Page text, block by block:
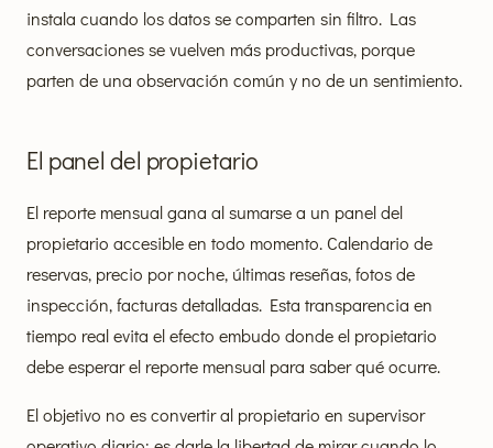
instala cuando los datos se comparten sin filtro. Las
conversaciones se vuelven más productivas, porque
parten de una observación común y no de un sentimiento.
El panel del propietario
El reporte mensual gana al sumarse a un panel del
propietario accesible en todo momento. Calendario de
reservas, precio por noche, últimas reseñas, fotos de
inspección, facturas detalladas. Esta transparencia en
tiempo real evita el efecto embudo donde el propietario
debe esperar el reporte mensual para saber qué ocurre.
El objetivo no es convertir al propietario en supervisor